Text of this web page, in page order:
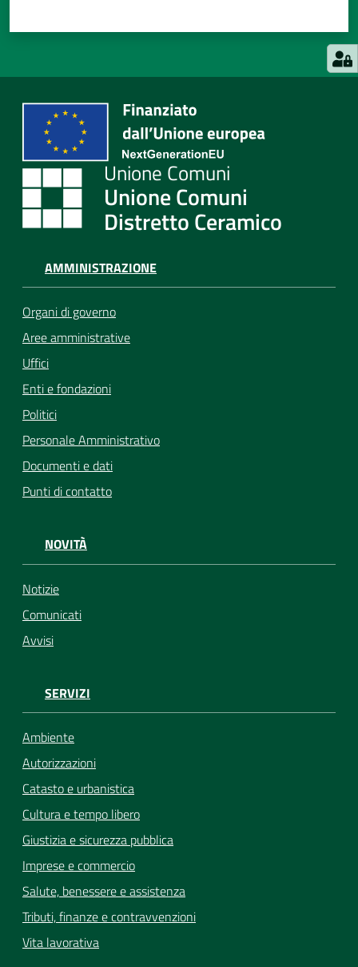
Unione Comuni
Distretto Ceramico
AMMINISTRAZIONE
Organi di governo
Aree amministrative
Uffici
Enti e fondazioni
Politici
Personale Amministrativo
Documenti e dati
Punti di contatto
NOVITÀ
Notizie
Comunicati
Avvisi
SERVIZI
Ambiente
Autorizzazioni
Catasto e urbanistica
Cultura e tempo libero
Giustizia e sicurezza pubblica
Imprese e commercio
Salute, benessere e assistenza
Tributi, finanze e contravvenzioni
Vita lavorativa